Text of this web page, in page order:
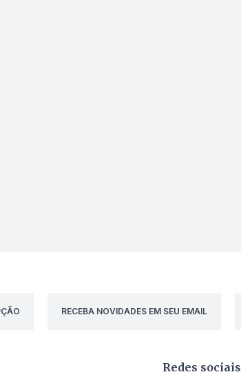
RECEBA NOVIDADES EM SEU EMAIL
Redes sociais